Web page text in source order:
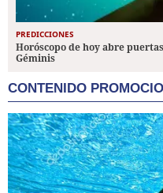
PREDICCIONES
Horóscopo de hoy abre
Géminis
CONTENIDO